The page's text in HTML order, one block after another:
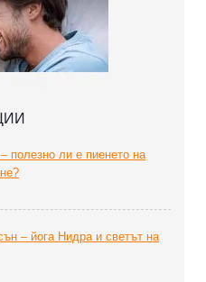
полезно ли е пиенето на
– йога Нидра и светът на